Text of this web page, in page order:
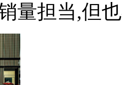
量担当,但